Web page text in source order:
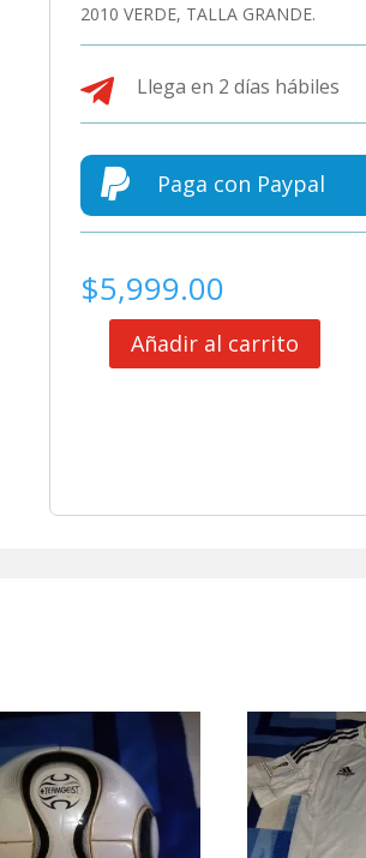
2010 VERDE, TALLA GRANDE.
 Llega en 2 días hábiles
 Paga con Paypal
$5,999.00
SELECCION
VERDE
Añadir al carrito